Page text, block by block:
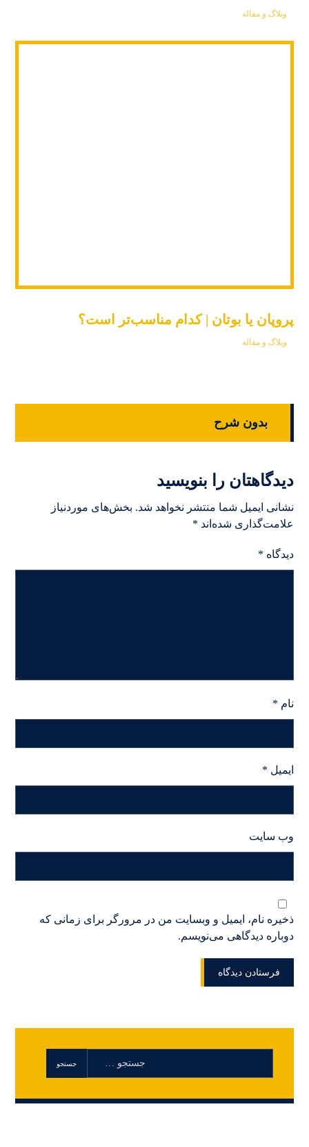
وبلاگ و مقاله
پروپان یا بوتان | کدام مناسب‌تر است؟
وبلاگ و مقاله
بدون شرح
دیدگاهتان را بنویسید
نشانی ایمیل شما منتشر نخواهد شد. بخش‌های موردنیاز
علامت‌گذاری شده‌اند *
دیدگاه *
نام *
ایمیل *
وب‌ سایت
ذخیره نام، ایمیل و وبسایت من در مرورگر برای زمانی که
دوباره دیدگاهی می‌نویسم.